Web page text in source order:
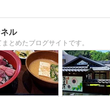
ル
とめたブログサイトです。